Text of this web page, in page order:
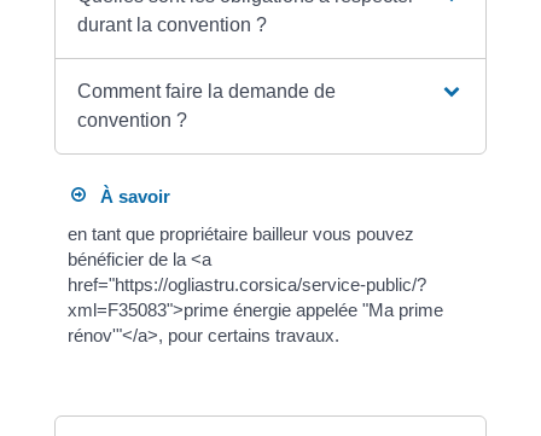
durant la convention ?
Comment faire la demande de
convention ?
À savoir
en tant que propriétaire bailleur vous pouvez
bénéficier de la <a
href="https://ogliastru.corsica/service-public/?
xml=F35083">prime énergie appelée "Ma prime
rénov'"</a>, pour certains travaux.